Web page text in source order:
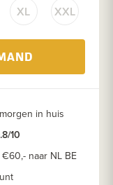
XL XXL
in huis
10
naar NL BE